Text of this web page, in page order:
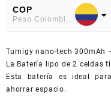
COP
American Dollar
Turnigy nano-tech 300mAh
La Batería lipo de 2 celdas
Esta batería es ideal
ahorrar espacio.